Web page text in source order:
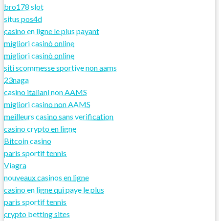
bro178 slot
situs pos4d
casino en ligne le plus payant
migliori casinò online
migliori casinò online
siti scommesse sportive non aams
23naga
casino italiani non AAMS
migliori casino non AAMS
meilleurs casino sans verification
casino crypto en ligne
Bitcoin casino
paris sportif tennis
Viagra
nouveaux casinos en ligne
casino en ligne qui paye le plus
paris sportif tennis
crypto betting sites